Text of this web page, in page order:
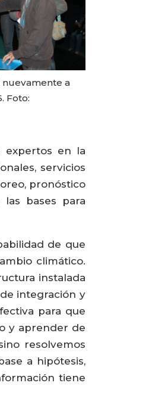
nuevamente a
Foto:
expertos en la
servicios
pronóstico
bases para
de que
climático.
instalada
integración y
para que
y aprender de
resolvemos
a hipótesis,
tiene